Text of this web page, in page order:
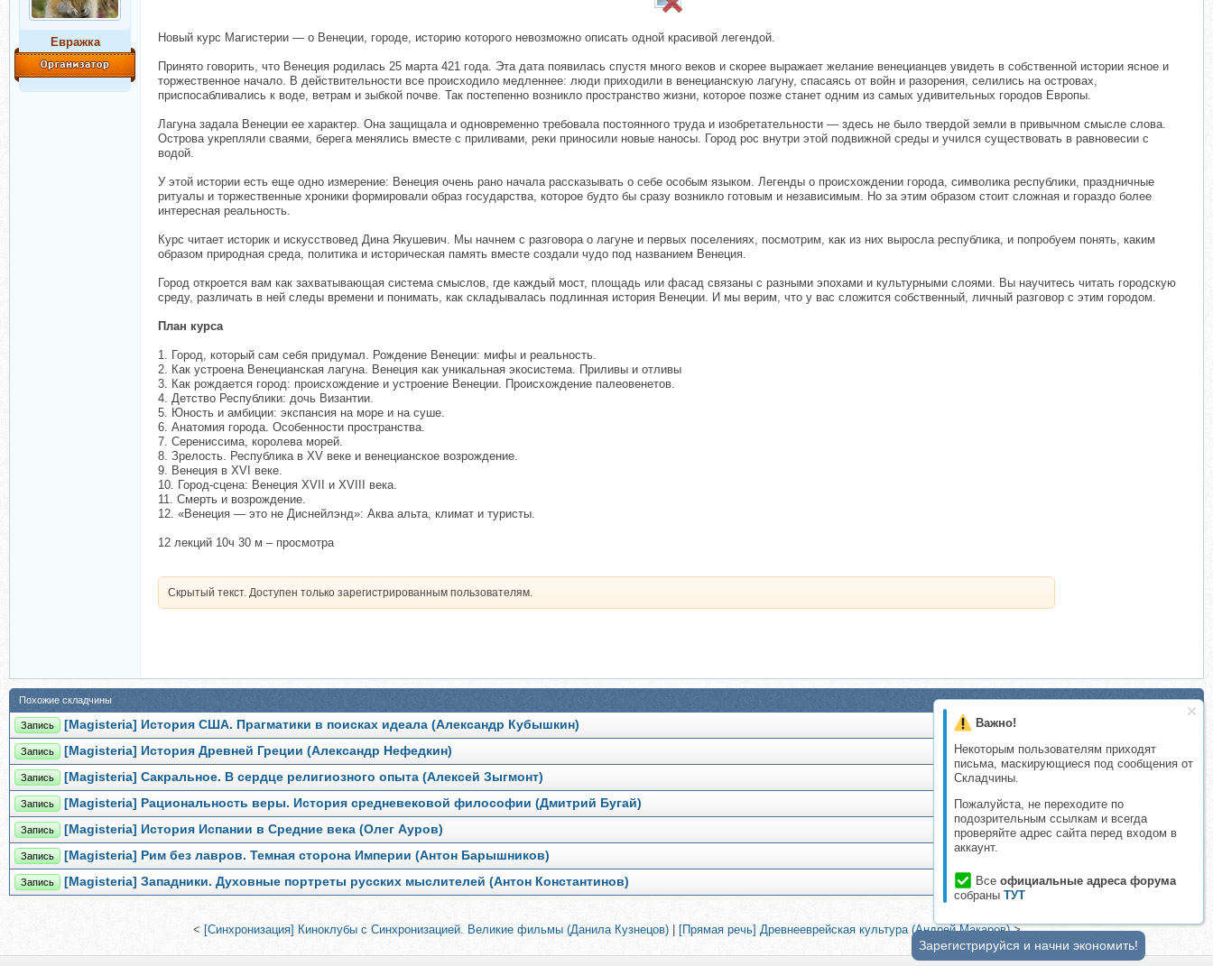
Важно!
Некоторым пользователям приходят
письма, маскирующиеся под сообщения от
Складчины.
Пожалуйста, не переходите по
подозрительным ссылкам и всегда
проверяйте адрес сайта перед входом в
аккаунт.
Все официальные адреса форума
собраны ТУТ
Евражкa Новый курс Магистерии — о Венеции, городе, историю которого невозможно описать одной красивой легендой.
Принято говорить, что Венеция родилась 25 марта 421 года. Эта дата появилась спустя много веков и скорее выражает желание венецианцев увидеть в собственной истории ясное и
торжественное начало. В действительности все происходило медленнее: люди приходили в венецианскую лагуну, спасаясь от войн и разорения, селились на островах,
приспосабливались к воде, ветрам и зыбкой почве. Так постепенно возникло пространство жизни, которое позже станет одним из самых удивительных городов Европы.
Лагуна задала Венеции ее характер. Она защищала и одновременно требовала постоянного труда и изобретательности — здесь не было твердой земли в привычном смысле слова.
Острова укрепляли сваями, берега менялись вместе с приливами, реки приносили новые наносы. Город рос внутри этой подвижной среды и учился существовать в равновесии с
водой.
У этой истории есть еще одно измерение: Венеция очень рано начала рассказывать о себе особым языком. Легенды о происхождении города, символика республики, праздничные
ритуалы и торжественные хроники формировали образ государства, которое будто бы сразу возникло готовым и независимым. Но за этим образом стоит сложная и гораздо более
интересная реальность.
Курс читает историк и искусствовед Дина Якушевич. Мы начнем с разговора о лагуне и первых поселениях, посмотрим, как из них выросла республика, и попробуем понять, каким
образом природная среда, политика и историческая память вместе создали чудо под названием Венеция.
Город откроется вам как захватывающая система смыслов, где каждый мост, площадь или фасад связаны с разными эпохами и культурными слоями. Вы научитесь читать городскую
среду, различать в ней следы времени и понимать, как складывалась подлинная история Венеции. И мы верим, что у вас сложится собственный, личный разговор с этим городом.
План курса
1. Город, который сам себя придумал. Рождение Венеции: мифы и реальность.
2. Как устроена Венецианская лагуна. Венеция как уникальная экосистема. Приливы и отливы
3. Как рождается город: происхождение и устроение Венеции. Происхождение палеовенетов.
4. Детство Республики: дочь Византии.
5. Юность и амбиции: экспансия на море и на суше.
6. Анатомия города. Особенности пространства.
7. Серениссима, королева морей.
8. Зрелость. Республика в XV веке и венецианское возрождение.
9. Венеция в XVI веке.
10. Город-сцена: Венеция XVII и XVIII века.
11. Смерть и возрождение.
12. «Венеция — это не Диснейлэнд»: Аква альта, климат и туристы.
12 лекций 10ч 30 м – просмотра
Скрытый текст. Доступен только зарегистрированным пользователям.
Похожие складчины
Запись [Magisteria] История США. Прагматики в поисках идеала (Александр Кубышкин)
Запись [Magisteria] История Древней Греции (Александр Нефедкин)
Запись [Magisteria] Сакральное. В сердце религиозного опыта (Алексей Зыгмонт)
Запись [Magisteria] Рациональность веры. История средневековой философии (Дмитрий Бугай)
Запись [Magisteria] История Испании в Средние века (Олег Ауров)
Запись [Magisteria] Рим без лавров. Темная сторона Империи (Антон Барышников)
Запись [Magisteria] Западники. Духовные портреты русских мыслителей (Антон Константинoв)
< [Синхронизация] Киноклубы с Синхронизацией. Великие фильмы (Данила Кузнецов)| [Прямая речь] Древнееврейская культура (Андрей Макаров)>
Зарегистрируйся и начни экономить!